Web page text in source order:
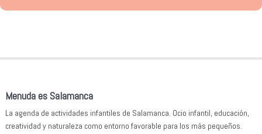
Menuda es Salamanca
La agenda de actividades infantiles de Salamanca. Ocio infantil, educación,
creatividad y naturaleza como entorno favorable para los más pequeños.